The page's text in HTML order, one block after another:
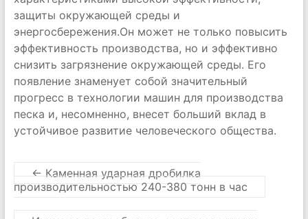
защиты окружающей среды и
энергосбережения.Он может не только повысить
эффективность производства, но и эффективно
снизить загрязнение окружающей среды. Его
появление знаменует собой значительный
прогресс в технологии машин для производства
песка и, несомненно, внесет больший вклад в
устойчивое развитие человеческого общества.
← Каменная ударная дробилка
производительностью 240-380 тонн в час